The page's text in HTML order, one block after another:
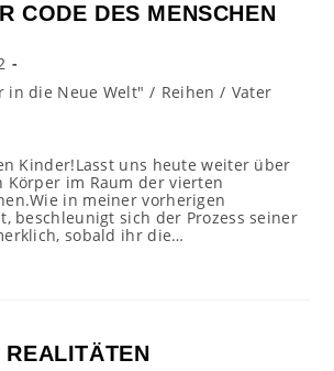
CODE DES MENSCHEN
in die Neue Welt" / Reihen / Vater
Kinder!Lasst uns heute weiter über
Körper im Raum der vierten
in meiner vorherigen
beschleunigt sich der Prozess seiner
sobald ihr die…